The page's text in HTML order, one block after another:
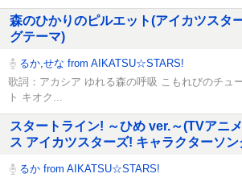
森のひかりのピルエット(アイカツスタ
グテーマ)
るか,せな from AIKATSU☆STARS!
歌詞：アカシア ゆれる森の呼吸 こもれびのチュ
ト キオク...
スタートライン! ～ひめ ver.～(TVアニ
ス アイカツスターズ! キャラクターソン
るか from AIKATSU☆STARS!